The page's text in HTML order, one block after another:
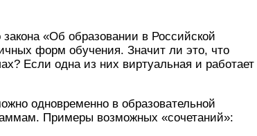
«Об образовании в Российской
форм обучения. Значит ли это, что
Если одна из них виртуальная и работает
одновременно в образовательной
Примеры возможных «сочетаний»: